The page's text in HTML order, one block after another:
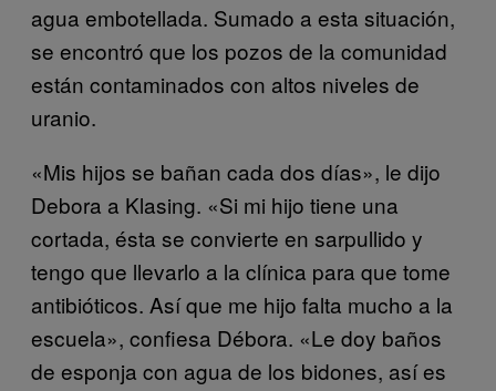
agua embotellada. Sumado a esta situación,
se encontró que los pozos de la comunidad
están contaminados con altos niveles de
uranio.
«Mis hijos se bañan cada dos días», le dijo
Debora a Klasing. «Si mi hijo tiene una
cortada, ésta se convierte en sarpullido y
tengo que llevarlo a la clínica para que tome
antibióticos. Así que me hijo falta mucho a la
escuela», confiesa Débora. «Le doy baños
de esponja con agua de los bidones, así es